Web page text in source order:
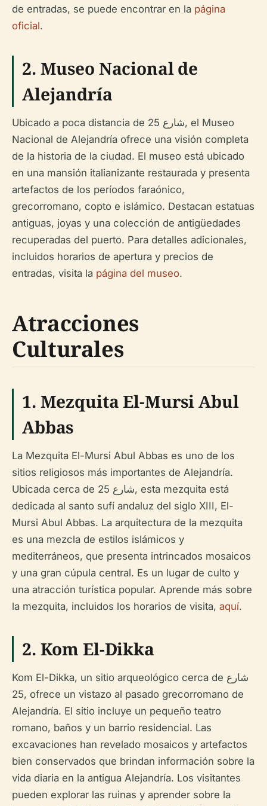
de entradas, se puede encontrar en la página
oficial.
2. Museo Nacional de
Alejandría
Ubicado a poca distancia de شارع 25, el Museo
Nacional de Alejandría ofrece una visión completa
de la historia de la ciudad. El museo está ubicado
en una mansión italianizante restaurada y presenta
artefactos de los períodos faraónico,
grecorromano, copto e islámico. Destacan estatuas
antiguas, joyas y una colección de antigüedades
recuperadas del puerto. Para detalles adicionales,
incluidos horarios de apertura y precios de
entradas, visita la página del museo.
Atracciones
Culturales
1. Mezquita El-Mursi Abul
Abbas
La Mezquita El-Mursi Abul Abbas es uno de los
sitios religiosos más importantes de Alejandría.
Ubicada cerca de شارع 25, esta mezquita está
dedicada al santo sufí andaluz del siglo XIII, El-
Mursi Abul Abbas. La arquitectura de la mezquita
es una mezcla de estilos islámicos y
mediterráneos, que presenta intrincados mosaicos
y una gran cúpula central. Es un lugar de culto y
una atracción turística popular. Aprende más sobre
la mezquita, incluidos los horarios de visita, aquí.
2. Kom El-Dikka
Kom El-Dikka, un sitio arqueológico cerca de شارع
25, ofrece un vistazo al pasado grecorromano de
Alejandría. El sitio incluye un pequeño teatro
romano, baños y un barrio residencial. Las
excavaciones han revelado mosaicos y artefactos
bien conservados que brindan información sobre la
vida diaria en la antigua Alejandría. Los visitantes
pueden explorar las ruinas y aprender sobre la